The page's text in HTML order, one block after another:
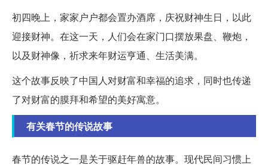
初四晚上，家家户户都会置办酒席，庆祝财神生日，以此
迎接财神。在这一天，人们会在家门口摆放果盘、鞭炮，
以及财神像，祈求来年财运亨通、生活美满。
这个故事反映了中国人对财富和幸福的追求，同时也传递
了对财富的膜拜和希望的美好寓意。
有关春节的传说故事
春节的传说之一是关于驱赶年兽的故事。现代民间习惯上